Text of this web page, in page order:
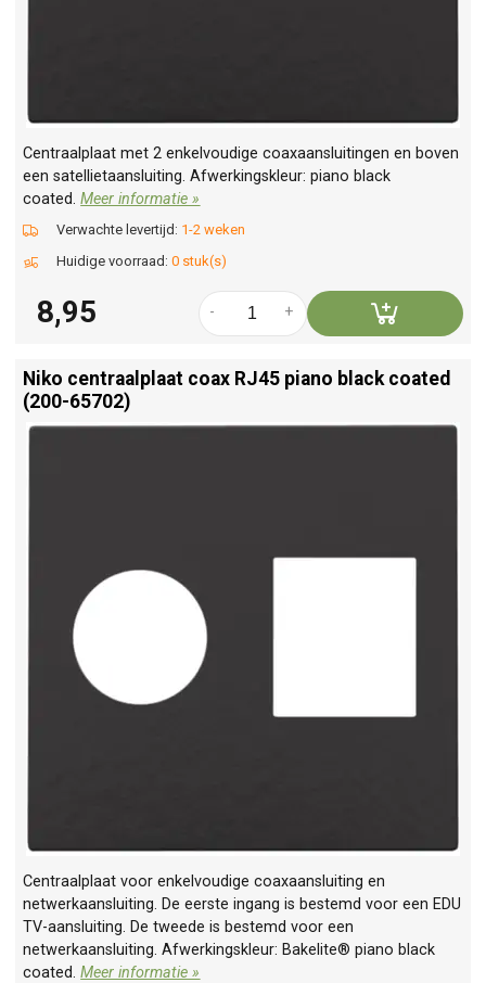
Centraalplaat met 2 enkelvoudige coaxaansluitingen en boven
een satellietaansluiting. Afwerkingskleur: piano black
coated.Meer informatie »
Verwachte levertijd: 1-2 weken
Huidige voorraad: 0 stuk(s)
8,95 +
-
Niko centraalplaat coax RJ45 piano black coated
(200-65702)
Centraalplaat voor enkelvoudige coaxaansluiting en
netwerkaansluiting. De eerste ingang is bestemd voor een EDU
TV-aansluiting. De tweede is bestemd voor een
netwerkaansluiting. Afwerkingskleur: Bakelite® piano black
coated.Meer informatie »